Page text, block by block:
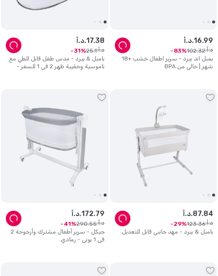
بمبل اند بيرد - سرير اطفال خشب +18
شهر | خالي من BPA
د.أ.16.99
د.أ. 102.32
83
بامبل & بيرد - مدس طفل قابل للطي مع
ناموسية وحقيبة ظهر 2 في 1 للسفر -
د.أ.17.38
د.أ. 25.1
31
بامبل & بيرد - مهد جانبي قابل للتعديل
د.أ.87.84
د.أ. 123.36
29
جيكل - سرير أطفال مشترك وأرجوحة 2
في 1 بوني - رمادي
د.أ.172.79
د.أ. 290.55
41